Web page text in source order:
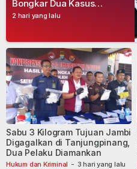
2 hari yang lalu
Bongkar Dua Kasus
Narkoba, Empat Tersangka
Hukum dan Kriminal - 3 hari yang lalu
Sabu 3 Kilogram Tujuan Jambi
Digagalkan di Tanjungpinang,
Dua Pelaku Diamankan